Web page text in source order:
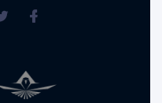
رستوران و